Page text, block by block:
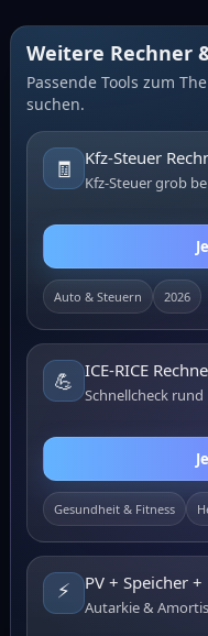
Weitere Rechner
Passende Tools zum
suchen.
🧾 Kfz-Steuer
Kfz-Steuer grob
Auto & Steuern 2026
💪 ICE-RICE
Schnellcheck rund
Gesundheit & Fitness
⚡ PV + Speicher
Autarkie &